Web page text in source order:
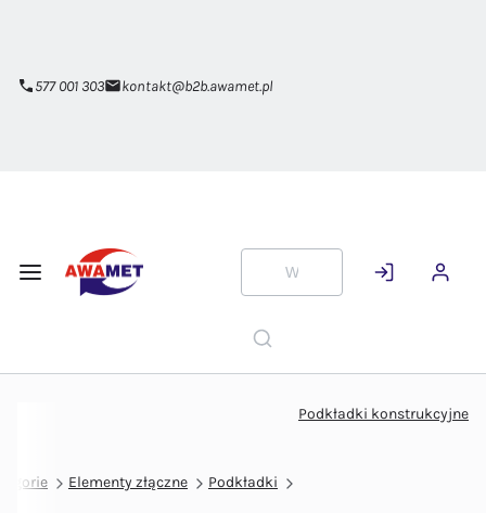
577 001 303
kontakt@b2b.awamet.pl
Elementy złączne Podkładki
Podkładki konstrukcyjne